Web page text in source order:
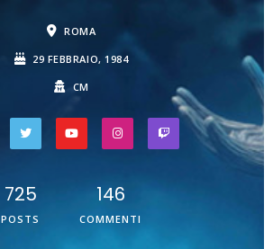
ROMA
29 FEBBRAIO, 1984
CM
725
POSTS
146
COMMENTI